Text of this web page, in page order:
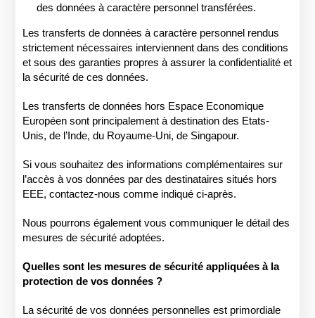
des données à caractère personnel transférées.
Les transferts de données à caractère personnel rendus
strictement nécessaires interviennent dans des conditions
et sous des garanties propres à assurer la confidentialité et
la sécurité de ces données.
Les transferts de données hors Espace Economique
Européen sont principalement à destination des Etats-
Unis, de l’Inde, du Royaume-Uni, de Singapour.
Si vous souhaitez des informations complémentaires sur
l’accès à vos données par des destinataires situés hors
EEE, contactez-nous comme indiqué ci-après.
Nous pourrons également vous communiquer le détail des
mesures de sécurité adoptées.
Quelles sont les mesures de sécurité appliquées à la
protection de vos données ?
La sécurité de vos données personnelles est primordiale